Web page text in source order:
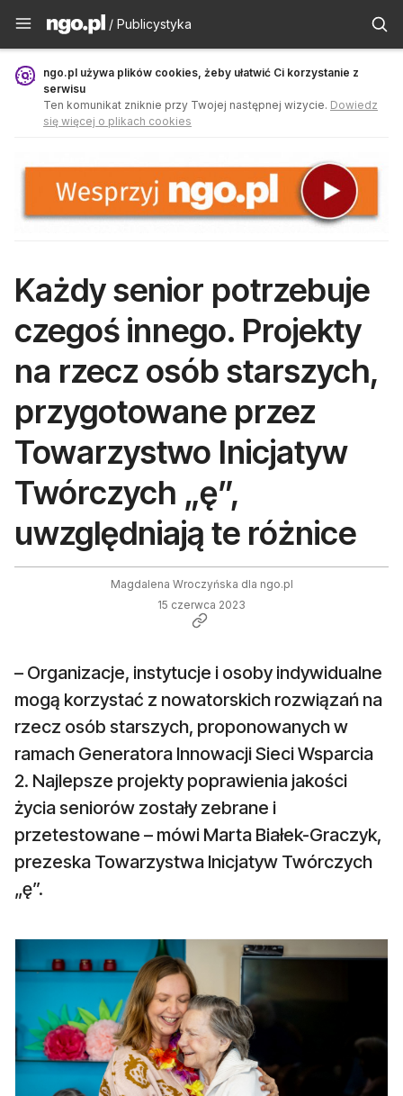
Publicystyka - ngo.pl
/ Publicystyka
ngo.pl używa plików cookies, żeby ułatwić Ci korzystanie z
serwisu
Ten komunikat zniknie przy Twojej następnej wizycie. Dowiedz
się więcej o plikach cookies
Każdy senior potrzebuje
czegoś innego. Projekty
na rzecz osób starszych,
przygotowane przez
Towarzystwo Inicjatyw
Twórczych „ę”,
uwzględniają te różnice
Magdalena Wroczyńska dla ngo.pl
15 czerwca 2023
– Organizacje, instytucje i osoby indywidualne
mogą korzystać z nowatorskich rozwiązań na
rzecz osób starszych, proponowanych w
ramach Generatora Innowacji Sieci Wsparcia
2. Najlepsze projekty poprawienia jakości
życia seniorów zostały zebrane i
przetestowane – mówi Marta Białek-Graczyk,
prezeska Towarzystwa Inicjatyw Twórczych
„ę”.